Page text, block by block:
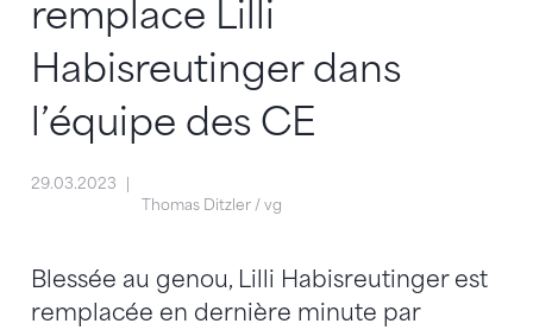
remplace Lilli
Habisreutinger dans
l’équipe des CE
29.03.2023
Thomas Ditzler / vg
Blessée au genou, Lilli Habisreutinger est
remplacée en dernière minute par